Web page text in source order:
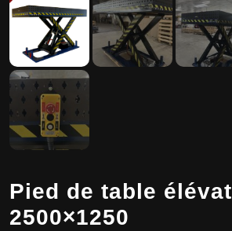
Pied de table
2500×1250